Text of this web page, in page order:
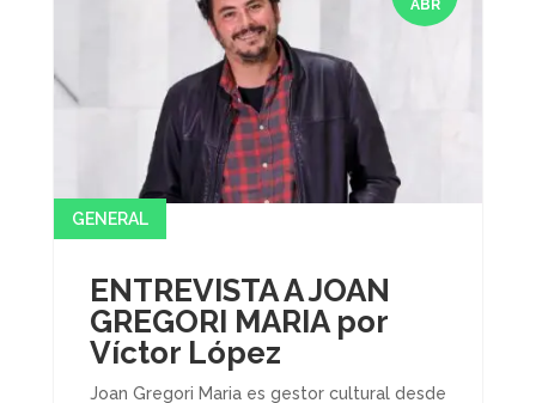
ENTREVISTA A JOAN
GREGORI MARIA por
Víctor López
GENERAL
Joan Gregori Maria es gestor cultural desde
ABR